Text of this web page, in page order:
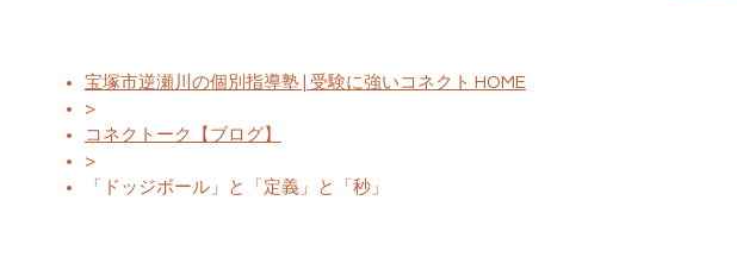
宝塚市逆瀬川の個別指導塾 | 受験に強いコネクト HOME
>
コネクトーク【ブログ】
>
「ドッジボール」と「定義」と「秒」